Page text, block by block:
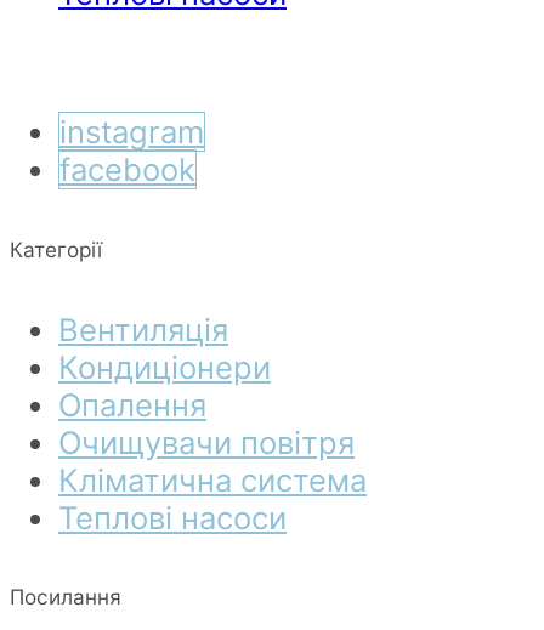
instagram
facebook
Категорії
Вентиляція
Кондиціонери
Опалення
Очищувачи повітря
Кліматична система
Теплові насоси
Посилання